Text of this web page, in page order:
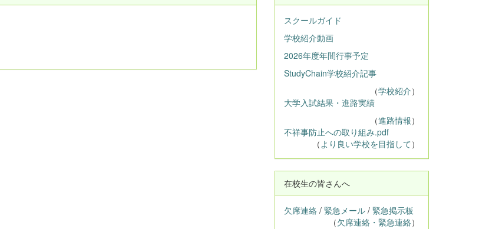
スクールガイド
学校紹介動画
2026年度年間行事予定
StudyChain学校紹介記事
（学校紹介）
大学入試結果・進路実績
（進路情報）
不祥事防止への取り組み.pdf
（より良い学校を目指して）
在校生の皆さんへ
欠席連絡/ 緊急メール/ 緊急掲示板
（欠席連絡・緊急連絡）